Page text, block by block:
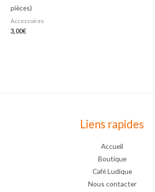
pièces)
Accessoires
3,00€
Liens rapides
Accueil
Boutique
Café Ludique
Nous contacter